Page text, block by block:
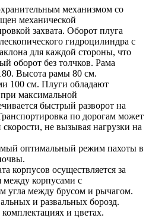
механизмом со
механической
захвата. Оборот плуга
гидроцилиндра с
для каждой стороны, что
оборот без толчков. Рама
Высота рамы 80 см.
100 см. Плуги обладают
максимальной
быстрый разворот на
по дорогам может
не вызывая нагрузки на
оптимальный режим пахоты в
корпусов осуществляется за
между корпусами с
угла между брусом и рычагом.
и развальных борозд.
и цветах.